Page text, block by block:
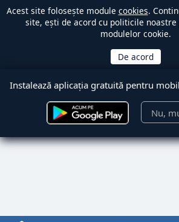
Acest site folosește module cookies.
site, ești de acord cu politicile
modulelor cookie.
Instalează aplicația gratuită pentru mobil
Nu,